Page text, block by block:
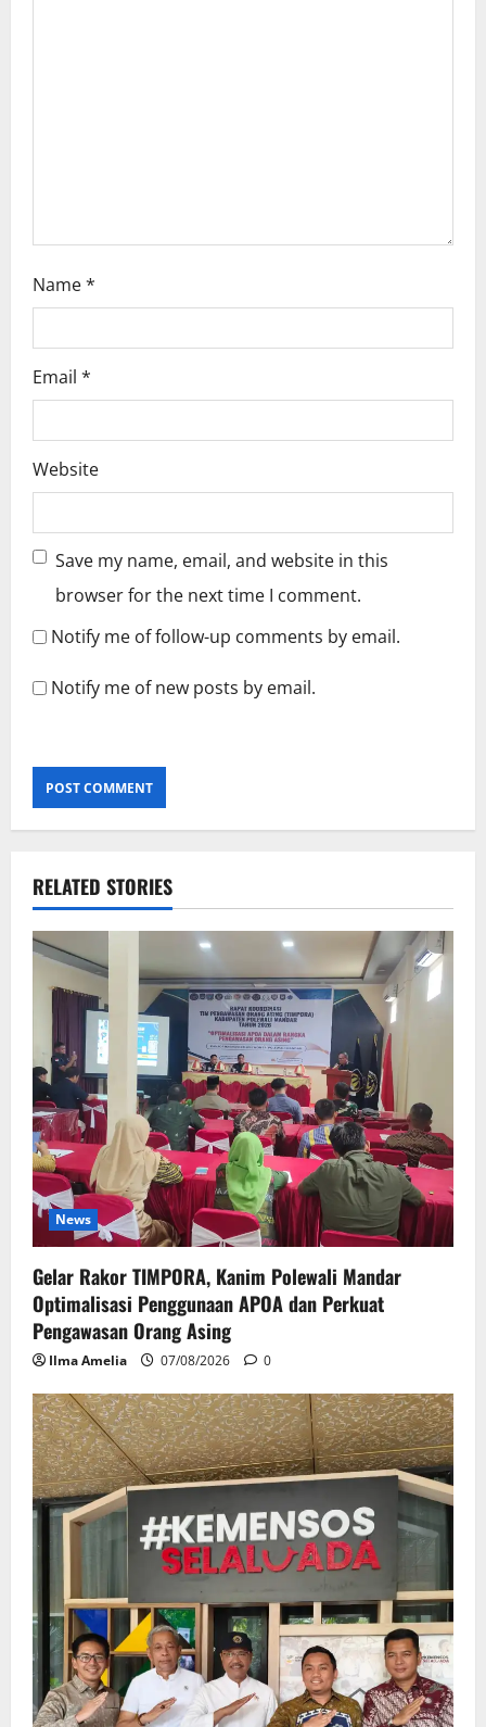
Name*
Email *
Website
Save my name, email, and website in this
browser for the next time I comment.
Notify me of follow-up comments by email.
Notify me of new posts by email.
RELATED STORIES
News
Gelar Rakor TIMPORA, Kanim Polewali Mandar
Optimalisasi Penggunaan APOA dan Perkuat
Pengawasan Orang Asing
Ilma Amelia 07/08/2026 0